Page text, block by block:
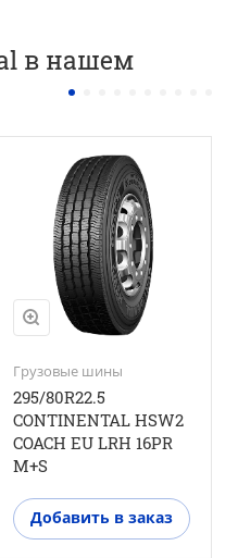
в нашем
Грузовые шины
295/80R22.5
CONTINENTAL HSW2
COACH EU LRH 16PR
M+S
Добавить в заказ
Положение оси
Универсальная
ось
M+S
Да
3PMSF
Нет